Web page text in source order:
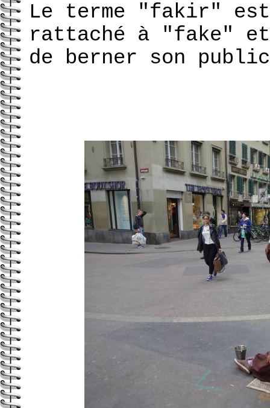
Le terme "fakir" est
rattaché à "fake"
de berner son